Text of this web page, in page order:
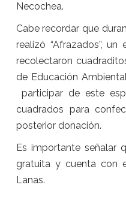
Necochea.
Cabe recordar que
realizó “Afrazados”,
recolectaron
de Educación
participar de este
cuadrados para
posterior donación.
Es importante señalar
gratuita y cuenta con
Lanas.